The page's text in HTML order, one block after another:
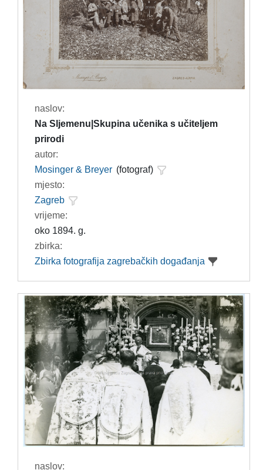
naslov:
Na Sljemenu|Skupina učenika s učiteljem
prirodi
autor:
Mosinger & Breyer (fotograf)
mjesto:
Zagreb
vrijeme:
oko 1894. g.
zbirka:
Zbirka fotografija zagrebačkih događanja
naslov: